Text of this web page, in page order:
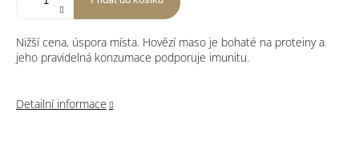
Nižší cena, úspora místa. Hovězí maso je bohaté na proteiny a
jeho pravidelná konzumace podporuje imunitu.
Detailní informace